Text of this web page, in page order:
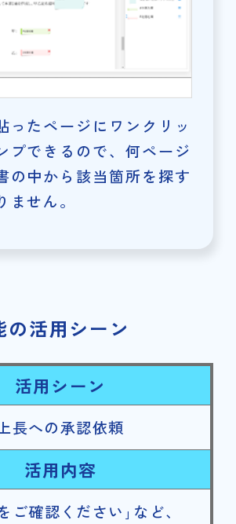
ったページにワンクリッ
プできるので、何ページ
の中から該当箇所を探す
せん。
の活用シーン
活用シーン
長への承認依頼
活用内容
ご確認ください｣など、